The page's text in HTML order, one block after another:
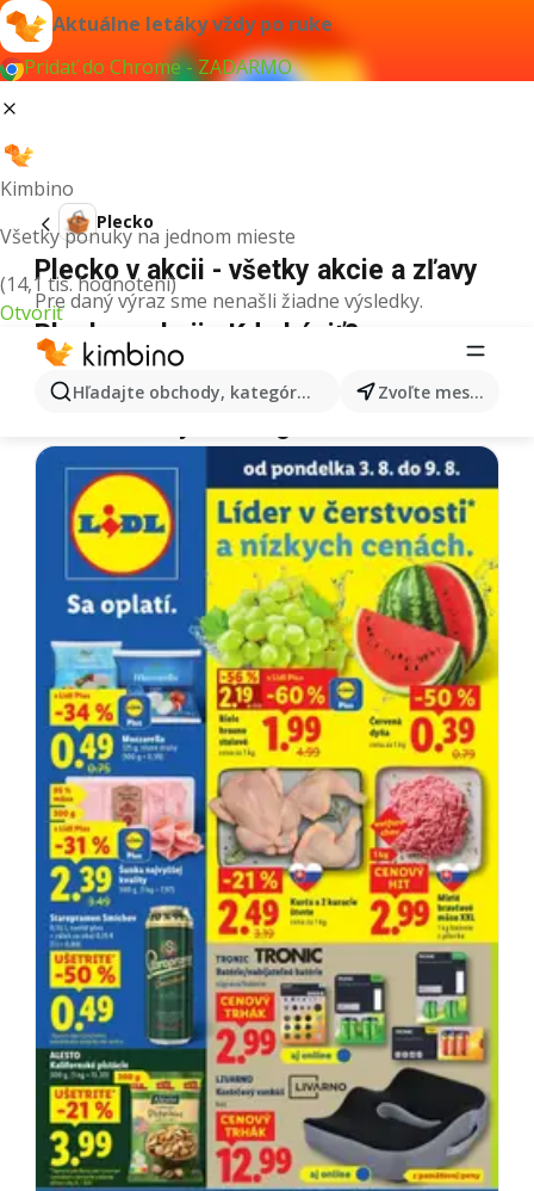
Aktuálne letáky vždy po ruke
Pridať do Chrome - ZADARMO
Kimbino
Všetky ponuky na jednom mieste
(14,1 tis. hodnotení)
Otvoriť
Hľadajte obchody, kategórie, produkty... Zvoľte mesto
Plecko
Plecko v akcii - všetky akcie a zľavy
Pre daný výraz sme nenašli žiadne výsledky.
Plecko v akcii - Kde kúpiť?